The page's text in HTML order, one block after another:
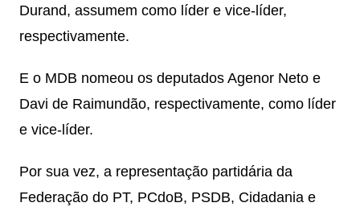
Durand, assumem como líder e vice-líder,
respectivamente.
E o MDB nomeou os deputados Agenor Neto e
Davi de Raimundão, respectivamente, como líder
e vice-líder.
Por sua vez, a representação partidária da
Federação do PT, PCdoB, PSDB, Cidadania e